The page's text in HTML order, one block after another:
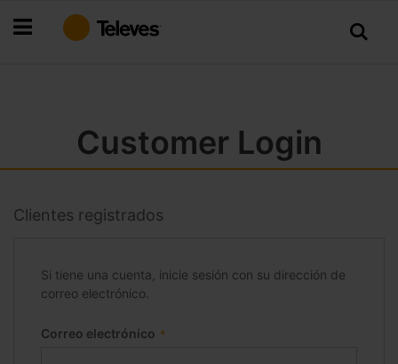
al
Customer Login
Clientes registrados
Si tiene una cuenta, inicie sesión con su dirección de
correo electrónico.
Correo electrónico